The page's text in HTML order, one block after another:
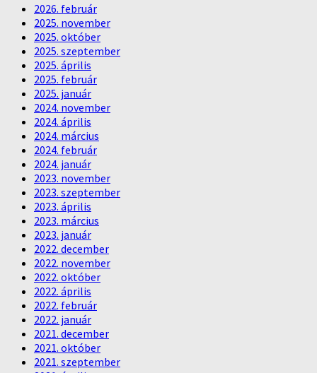
2026. február
2025. november
2025. október
2025. szeptember
2025. április
2025. február
2025. január
2024. november
2024. április
2024. március
2024. február
2024. január
2023. november
2023. szeptember
2023. április
2023. március
2023. január
2022. december
2022. november
2022. október
2022. április
2022. február
2022. január
2021. december
2021. október
2021. szeptember